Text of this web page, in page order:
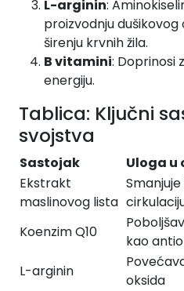
L-arginin:
proizvodnju
širenju krvnih žila.
B vitamini: Doprinosi
energiju.
Tablica: Ključni
svojstva
Sastojak
Uloga u
Ekstrakt
maslinovog lista
Koenzim Q10
kao
L-arginin
oksida